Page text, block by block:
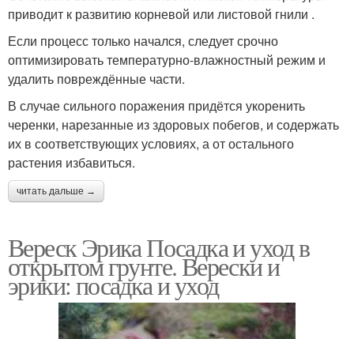
приводит к развитию корневой или листовой гнили .
Если процесс только начался, следует срочно
оптимизировать температурно-влажностный режим и
удалить повреждённые части.
В случае сильного поражения придётся укоренить
черенки, нарезанные из здоровых побегов, и содержать
их в соответствующих условиях, а от остального
растения избавиться.
читать дальше →
Вереск Эрика Посадка и уход в
открытом грунте. Верески и
эрики: посадка и уход